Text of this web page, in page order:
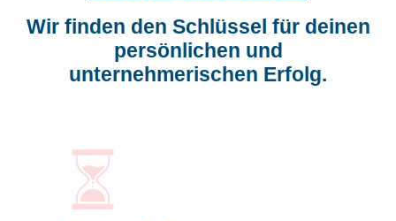
Wir finden den Schlüssel für deinen
persönlichen und
unternehmerischen Erfolg.